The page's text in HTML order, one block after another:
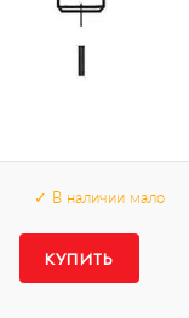
✓ В наличии мало